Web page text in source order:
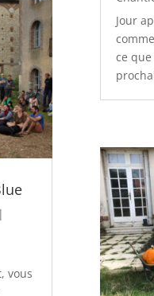
vous
Jour
ce